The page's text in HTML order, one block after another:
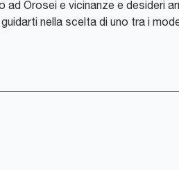
ad Orosei e vicinanze e desideri
nella scelta di uno tra i